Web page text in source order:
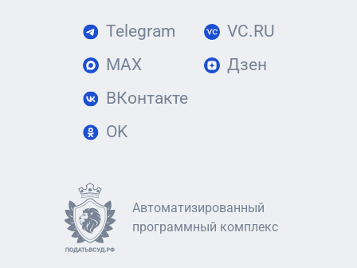
Telegram
MAX
ВКонтакте
OK
VC.RU
Дзен
Автоматизированный
программный комплекс